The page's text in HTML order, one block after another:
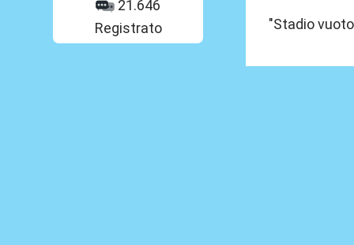
21.646
Registrato
"Stadio